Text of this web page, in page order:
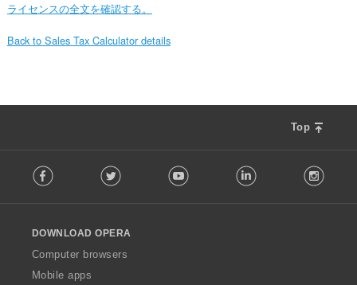
ライセンスの全文を確認する。
Back to Sales Tax Calculator details
Top
o
w
O
p
Facebook Twitter Youtube LinkedIn
DOWNLOAD OPERA
Computer browsers
Mobile apps